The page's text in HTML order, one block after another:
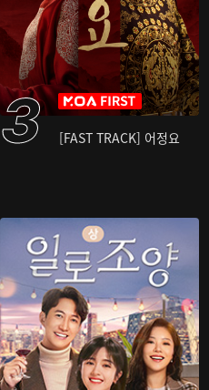
[FAST TRACK] 어정요